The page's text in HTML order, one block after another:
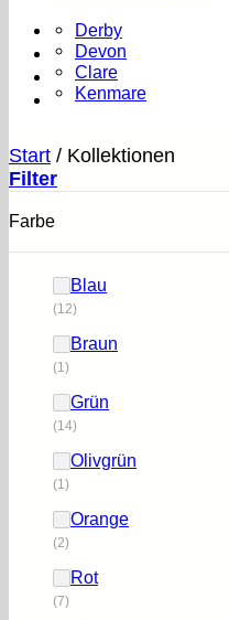
Derby
Devon
Clare
Kenmare
Start / Kollektionen
Filter
Farbe
Blau
(12)
Braun
(1)
Grün
(14)
Olivgrün
(1)
Orange
(2)
Rot
(7)